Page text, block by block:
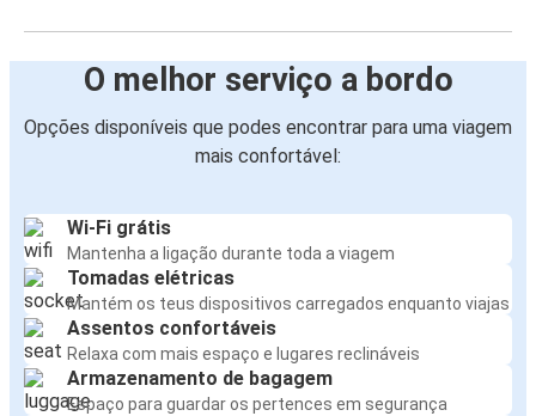
O melhor serviço a bordo
Opções disponíveis que podes encontrar para uma viagem
mais confortável:
Wi-Fi grátis
Mantenha a ligação durante toda a viagem
Tomadas elétricas
Mantém os teus dispositivos carregados enquanto viajas
Assentos confortáveis
Relaxa com mais espaço e lugares reclináveis
Armazenamento de bagagem
Espaço para guardar os pertences em segurança